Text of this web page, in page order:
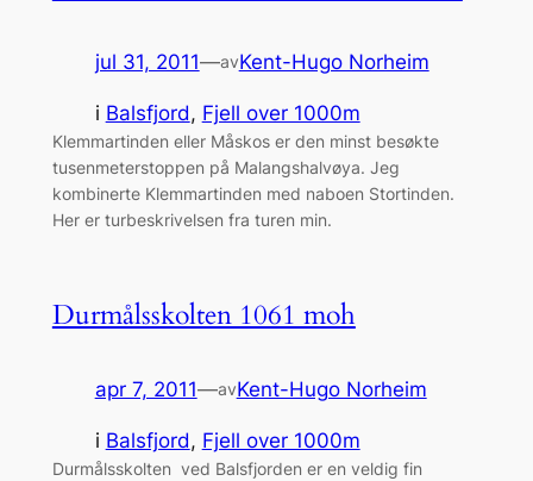
jul 31, 2011—avKent-Hugo Norheim
i Balsfjord, Fjell over 1000m
Klemmartinden eller Måskos er den minst besøkte
tusenmeterstoppen på Malangshalvøya. Jeg
kombinerte Klemmartinden med naboen Stortinden.
Her er turbeskrivelsen fra turen min.
Durmålsskolten 1061 moh
apr 7, 2011—avKent-Hugo Norheim
i Balsfjord, Fjell over 1000m
Durmålsskolten ved Balsfjorden er en veldig fin